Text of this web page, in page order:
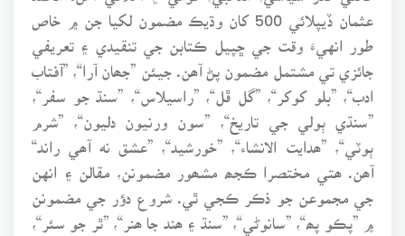
عثمان ڏيپلائي 500 کان وڌيڪ مضمون لکيا جن ۾ خاص
طور انهيءَ وقت جي ڇپيل ڪتابن جي تنقيدي ۽ تعريفي
جائزي تي مشتمل مضمون پڻ آھن. جيئن ”جھان آرا“، ”آفتاب
ادب“، ”بلو کوکر“، ”گل ڦل“، ”راسيلاس“، ”سنڌ جو سفر“،
”سنڌي ٻولي جي تاريخ“، ”سون ورنيون دليون“، ”شرم
ٻوٽي“، ”ھدايت الانشاء“، ”خورشيد“، ”عشق نه آھي راند“
آھن. ھتي مختصرا ڪجھ مشھور مضمونن، مقالن ۽ انهن
جي مجموعن جو ذڪر ڪجي ٿي. شروع دؤر جي مضمونن
۾ ”پڪو پھ“، ”سانوڻي“، ”سنڌ ۽ ھند جا ھنر“، ”ٿر جو سئر“،